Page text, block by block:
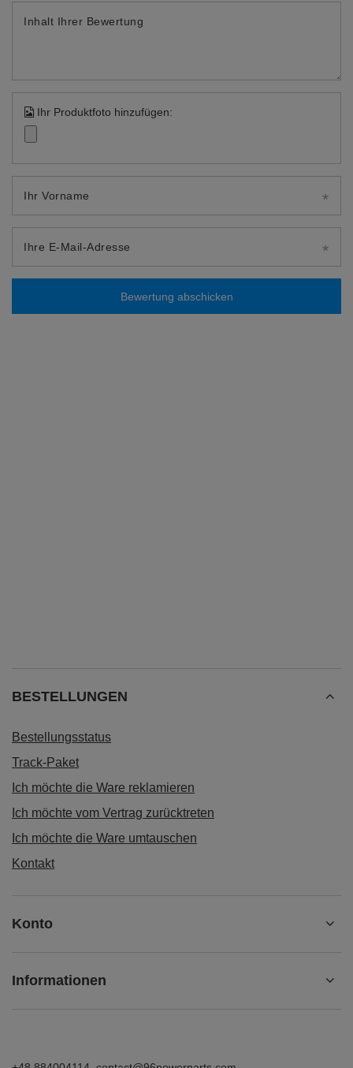
Inhalt Ihrer Bewertung
Ihr Produktfoto hinzufügen:
Ihr Vorname
Ihre E-Mail-Adresse
Bewertung abschicken
BESTELLUNGEN
Bestellungsstatus
Track-Paket
Ich möchte die Ware reklamieren
Ich möchte vom Vertrag zurücktreten
Ich möchte die Ware umtauschen
Kontakt
Konto
Informationen